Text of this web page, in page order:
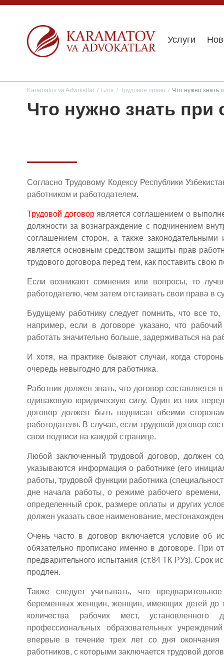
Услуги
Karamatov va Advokatlar / Блог / Трудовое право / Что нужно знать
Что нужно знать
Согласно Трудовому Кодексу Республики
работником и работодателем.
Трудовой договорявляется соглашением о
должности за вознаграждение с подчинением
соглашением сторон, а также
является основным средством защиты прав
трудового договора перед тем, как поставить свою
Если возникают сомнения или вопросы, то
работодателю, чем затем отстаивать свои права в
Будущему работнику следует помнить, что все
например, если в договоре указано, что
работать значительно больше, задерживаться на
И хотя, на практике бывают случаи, когда
очередь невыгодно для работника.
Работник должен знать, что договор
одинаковую юридическую силу. Один из них
договор должен быть подписан обеими
работодателя. В случае, если трудовой договор
свои подписи на каждой странице.
Любой заключенный трудовой договор, должен
указываются информация о работнике (его
работы, трудовой функции работника
дне начала работы, о режиме рабочего времени,
определенный срок, размере оплаты и других
должен указать свое наименование,
Очень часто в договор включается условие об
обязательно прописано именно в договоре. При
предварительного испытания (ст.84 ТК РУз). Срок
продлен.
Также следует учитывать, что
беременных женщин, женщин, имеющих детей до
количества рабочих мест, установленного
профессиональных образовательных
впервые в течение трех лет со дня окончания
работников, с которыми заключается трудовой